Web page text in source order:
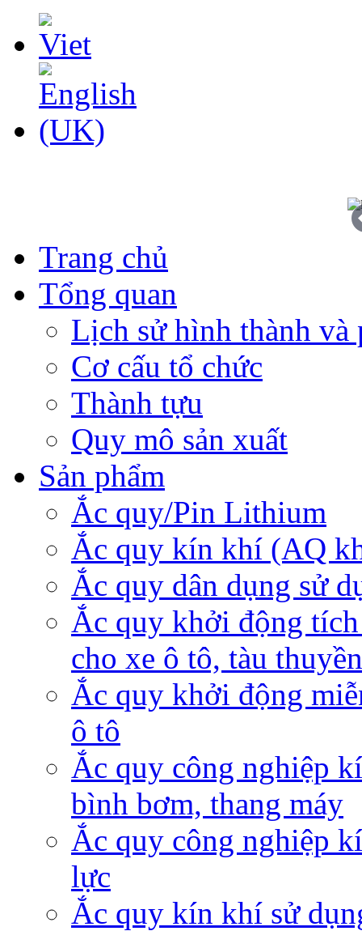
Trang chủ
Tổng quan
Lịch sử hình thành và
Cơ cấu tổ chức
Thành tựu
Quy mô sản xuất
Sản phẩm
Ắc quy/Pin Lithium
Ắc quy kín khí (AQ
Ắc quy dân dụng sử
Ắc quy khởi động
cho xe ô tô, tàu thuyền
Ắc quy khởi động
ô tô
Ắc quy công nghiệp
bình bơm, thang máy
Ắc quy công nghiệp
lực
Ắc quy kín khí sử